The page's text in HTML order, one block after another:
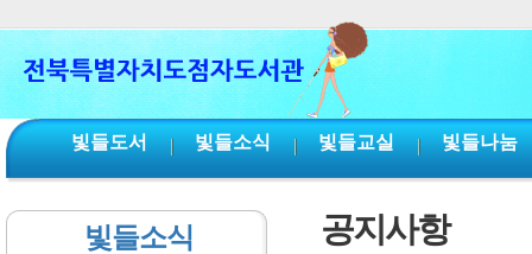
빛들도서 빛들소식 빛들교실 빛들나눔
빛들소식 공지사항